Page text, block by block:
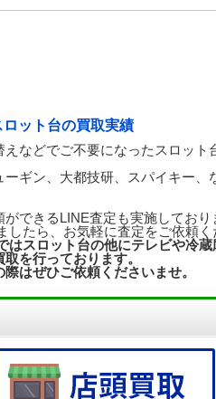
ット台の買取実績
などでご不要になったスロット
ギン、大都技研、スパイキー、
できるLINE査定も実施しており
たら、お気軽に査定をご依頼く
はスロット台の他にテレビや冷
を行っております。
はぜひご依頼くださいませ。